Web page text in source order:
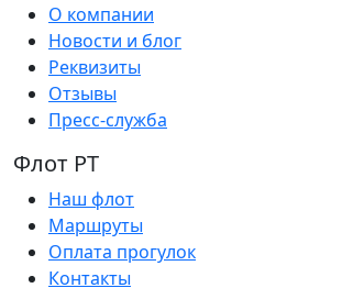
О компании
Новости и блог
Реквизиты
Отзывы
Пресс-служба
Флот РТ
Наш флот
Маршруты
Оплата прогулок
Контакты